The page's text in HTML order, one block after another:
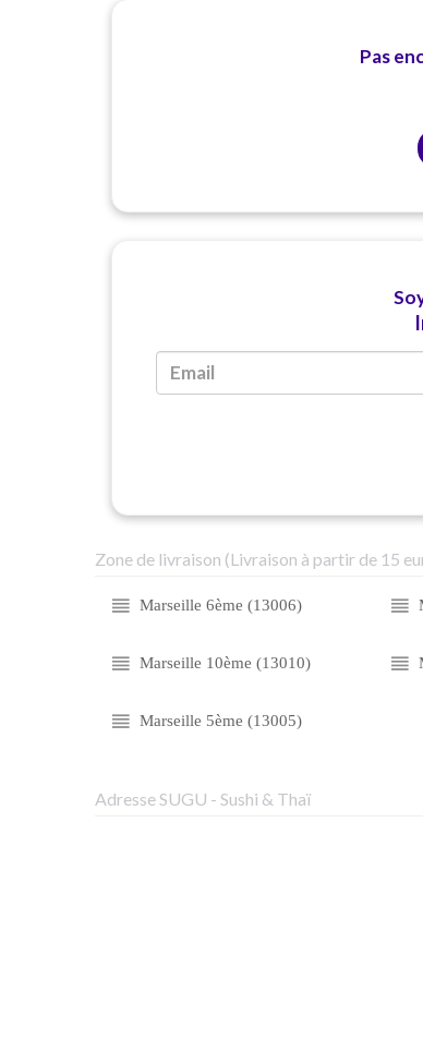
Pas
Zone de livraison (Livraison à partir de 15
Marseille 6ème (13006)
Marseille 10ème (13010)
Marseille 5ème (13005)
Adresse SUGU - Sushi & Thaï